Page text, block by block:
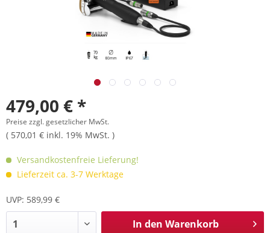
479,00 € *
Preise zzgl. gesetzlicher MwSt.
( 570,01 € inkl. 19% MwSt. )
Versandkostenfreie Lieferung!
Lieferzeit ca. 3-7 Werktage
UVP: 589,99 €
In den Warenkorb